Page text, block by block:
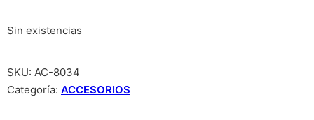
Sin existencias
SKU: AC-8034
Categoría: ACCESORIOS